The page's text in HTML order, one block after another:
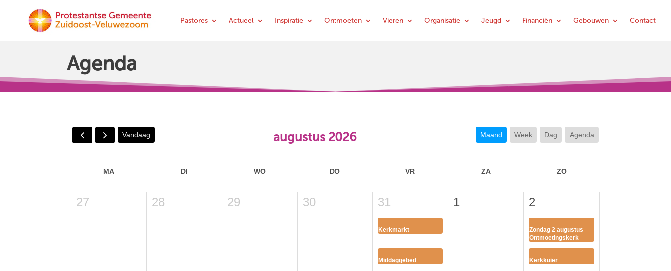
Pastores Actueel Inspiratie Ontmoeten Vieren Organisatie Jeugd Financiën Gebouwen Contact
Agenda
Vandaag augustus 2026 Maand Week Dag Agenda
MA DI WO DO VR ZA ZO
27 28 29 30 31 1 2
Kerkmarkt
Zondag 2 augustus
Ontmoetingskerk
Middaggebed Kerkkuier